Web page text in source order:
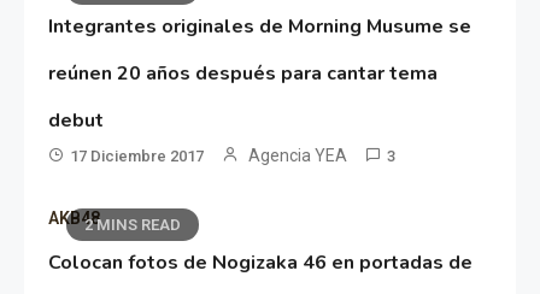
Integrantes originales de Morning Musume se
reúnen 20 años después para cantar tema
debut
17 Diciembre 2017 Agencia YEA 3
2 MINS READ
AKB48
Colocan fotos de Nogizaka 46 en portadas de